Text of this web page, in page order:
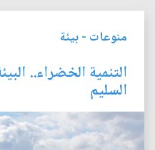
منوعات -بيئة
التنمية الخضراء..
السليم